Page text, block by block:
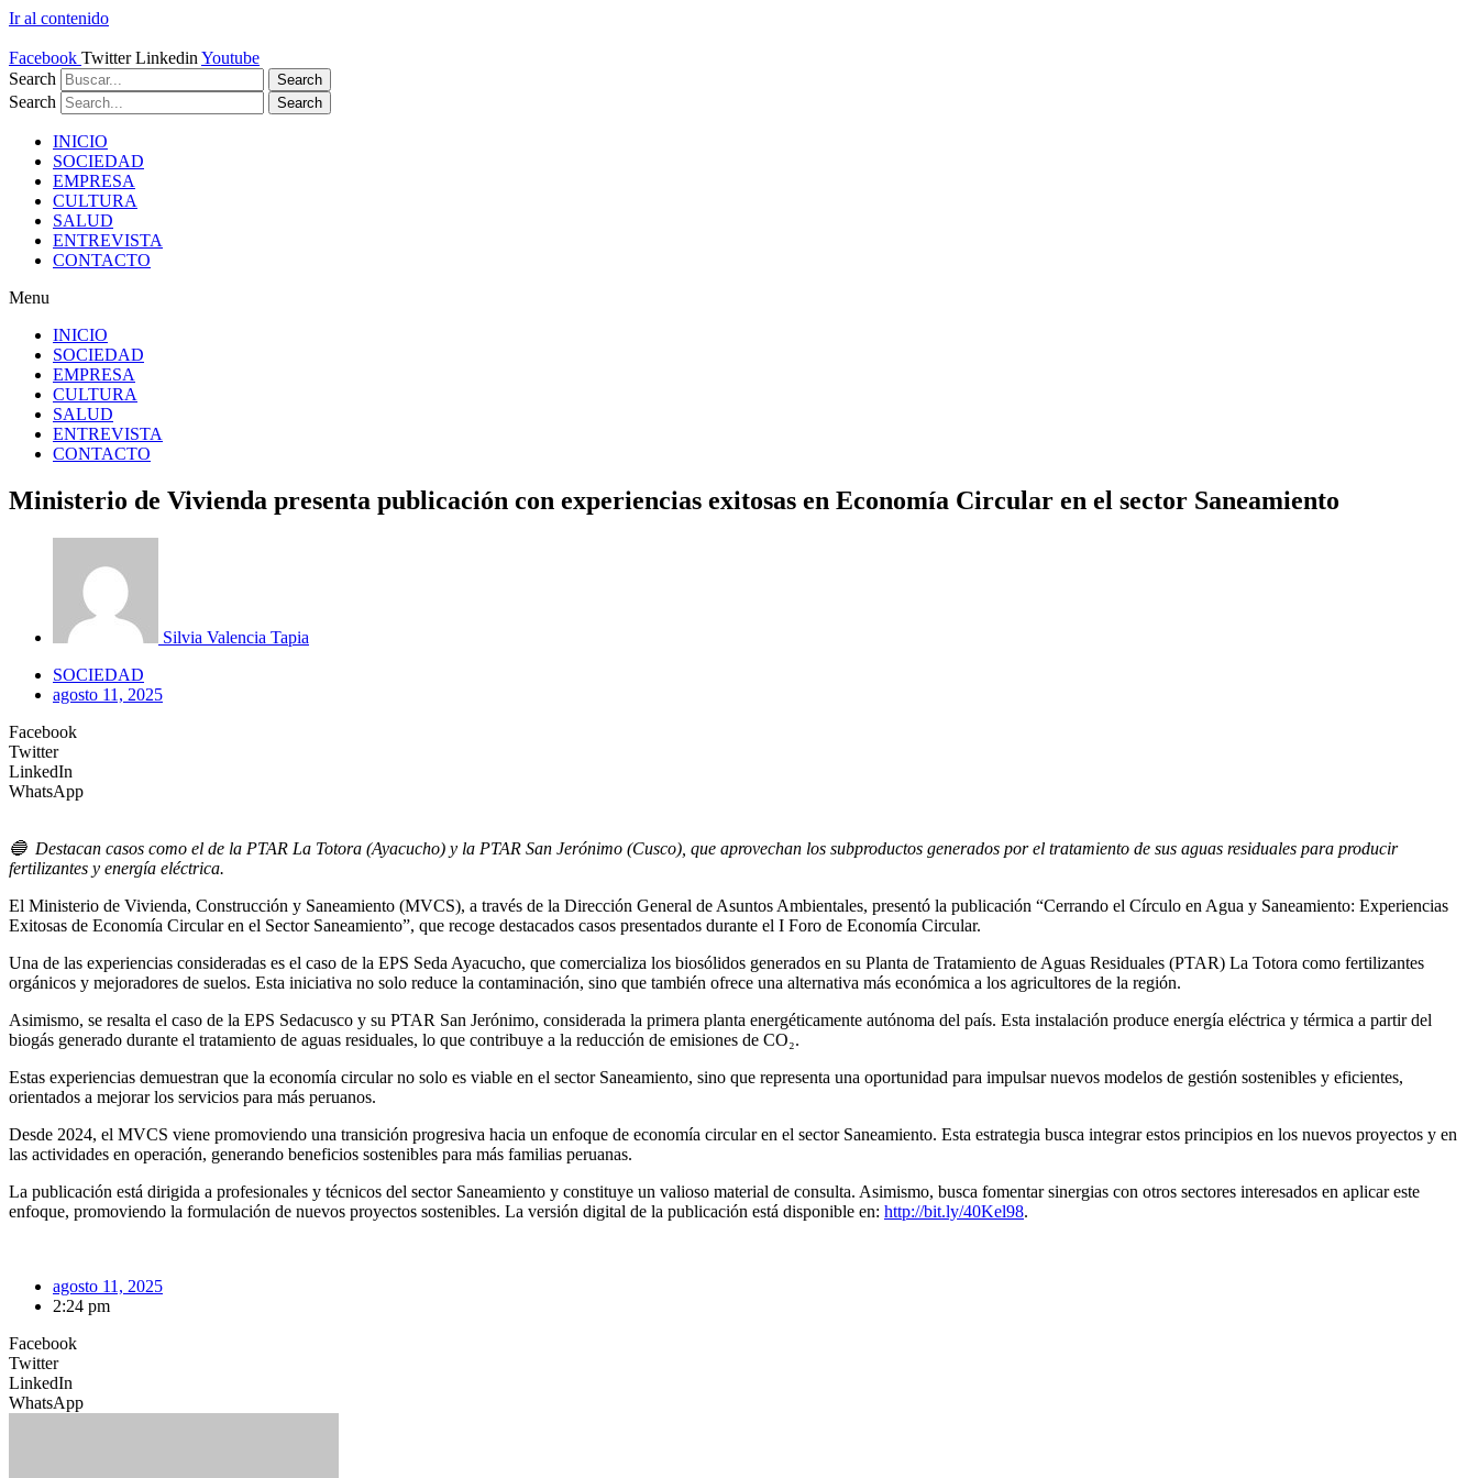
Ir al contenido
Facebook Twitter Linkedin Youtube
Search
Search
Search Search
INICIO
SOCIEDAD
EMPRESA
CULTURA
SALUD
ENTREVISTA
CONTACTO
Menu
INICIO
SOCIEDAD
EMPRESA
CULTURA
SALUD
ENTREVISTA
CONTACTO
Ministerio de Vivienda presenta publicación con experiencias exitosas en Economía Circular en el sector Saneamiento
Silvia Valencia Tapia
SOCIEDAD
agosto 11, 2025
Facebook
Twitter
LinkedIn
WhatsApp
🔵 Destacan casos como el de la PTAR La Totora (Ayacucho) y la PTAR San Jerónimo (Cusco), que aprovechan los subproductos generados por el tratamiento de sus aguas residuales para producir
fertilizantes y energía eléctrica.
El Ministerio de Vivienda, Construcción y Saneamiento (MVCS), a través de la Dirección General de Asuntos Ambientales, presentó la publicación “Cerrando el Círculo en Agua y Saneamiento: Experiencias
Exitosas de Economía Circular en el Sector Saneamiento”, que recoge destacados casos presentados durante el I Foro de Economía Circular.
Una de las experiencias consideradas es el caso de la EPS Seda Ayacucho, que comercializa los biosólidos generados en su Planta de Tratamiento de Aguas Residuales (PTAR) La Totora como fertilizantes
orgánicos y mejoradores de suelos. Esta iniciativa no solo reduce la contaminación, sino que también ofrece una alternativa más económica a los agricultores de la región.
Asimismo, se resalta el caso de la EPS Sedacusco y su PTAR San Jerónimo, considerada la primera planta energéticamente autónoma del país. Esta instalación produce energía eléctrica y térmica a partir del
biogás generado durante el tratamiento de aguas residuales, lo que contribuye a la reducción de emisiones de CO₂.
Estas experiencias demuestran que la economía circular no solo es viable en el sector Saneamiento, sino que representa una oportunidad para impulsar nuevos modelos de gestión sostenibles y eficientes,
orientados a mejorar los servicios para más peruanos.
Desde 2024, el MVCS viene promoviendo una transición progresiva hacia un enfoque de economía circular en el sector Saneamiento. Esta estrategia busca integrar estos principios en los nuevos proyectos y en
las actividades en operación, generando beneficios sostenibles para más familias peruanas.
La publicación está dirigida a profesionales y técnicos del sector Saneamiento y constituye un valioso material de consulta. Asimismo, busca fomentar sinergias con otros sectores interesados en aplicar este
enfoque, promoviendo la formulación de nuevos proyectos sostenibles. La versión digital de la publicación está disponible en: http://bit.ly/40Kel98.
agosto 11, 2025
2:24 pm
Facebook
Twitter
LinkedIn
WhatsApp